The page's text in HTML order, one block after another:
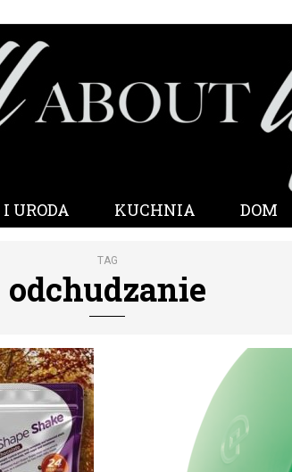
URODA KUCHNIA DOM
TAG
odchudzanie